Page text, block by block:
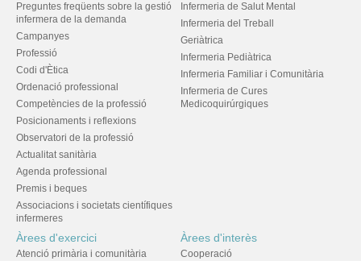
Preguntes freqüents sobre la gestió
infermera de la demanda
Campanyes
Professió
Codi d'Ètica
Ordenació professional
Competències de la professió
Posicionaments i reflexions
Observatori de la professió
Actualitat sanitària
Agenda professional
Premis i beques
Associacions i societats científiques
infermeres
Infermeria de Salut Mental
Infermeria del Treball
Geriàtrica
Infermeria Pediàtrica
Infermeria Familiar i Comunitària
Infermeria de Cures
Medicoquirúrgiques
Àrees d'exercici
Atenció primària i comunitària
Àrees d'interès
Cooperació